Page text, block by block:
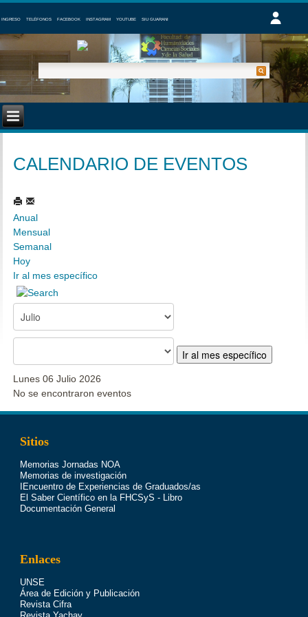
INGRESO TELÉFONOS FACEBOOK INSTAGRAM YOUTUBE SIU GUARANI
CALENDARIO DE EVENTOS
Anual
Mensual
Semanal
Hoy
Ir al mes específico
Ir al mes específico
Lunes 06 Julio 2026
No se encontraron eventos
Sitios
Memorias Jornadas NOA
Memorias de investigación
IEncuentro de Experiencias de Graduados/as
El Saber Científico en la FHCSyS - Libro
Documentación General
Enlaces
UNSE
Área de Edición y Publicación
Revista Cifra